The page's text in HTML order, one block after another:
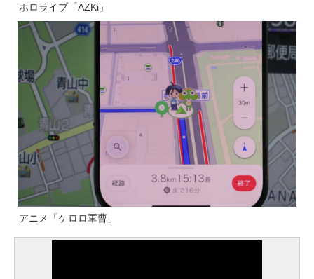
ホロライブ「AZKi」
アニメ「ケロロ軍曹」